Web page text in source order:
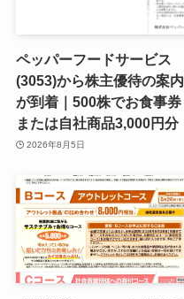
ペッパーフードサービス
(3053)から株主優待の案内
が到着｜500株でお食事券
または自社商品3,000円分
2026年8月5日